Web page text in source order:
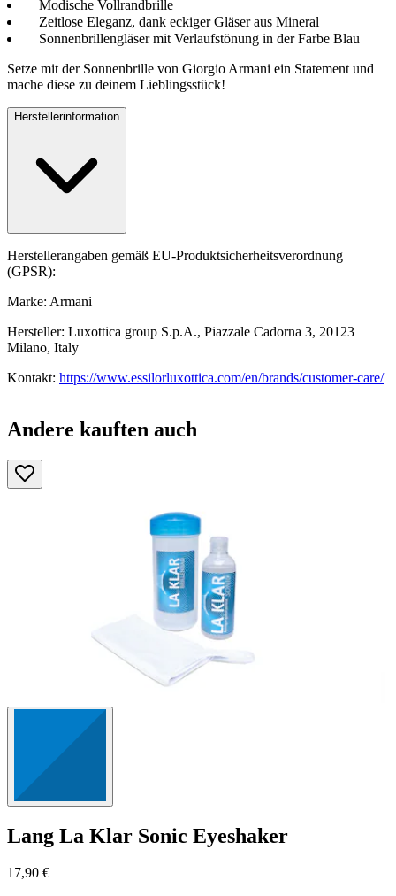
Modische Vollrandbrille
Zeitlose Eleganz, dank eckiger Gläser aus Mineral
Sonnenbrillengläser mit Verlaufstönung in der Farbe Blau
Setze mit der Sonnenbrille von Giorgio Armani ein Statement und
mache diese zu deinem Lieblingsstück!
Herstellerinformation
Herstellerangaben gemäß EU-Produktsicherheitsverordnung
(GPSR):
Marke: Armani
Hersteller: Luxottica group S.p.A., Piazzale Cadorna 3, 20123
Milano, Italy
Kontakt: https://www.essilorluxottica.com/en/brands/customer-care/
Andere kauften auch
Lang La Klar Sonic Eyeshaker
17,90 €